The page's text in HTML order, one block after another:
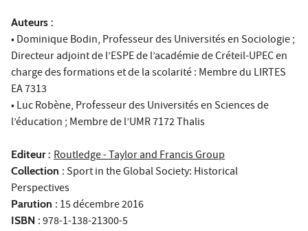
Auteurs :
•Dominique Bodin, Professeur des Universités en Sociologie ;
Directeur adjoint de l’ESPE de l’académie de Créteil-UPEC en
charge des formations et de la scolarité : Membre du LIRTES
EA 7313
• Luc Robène, Professeur des Universités en Sciences de
l’éducation ; Membre de l’UMR 7172 Thalis
Editeur : Routledge - Taylor and Francis Group
Collection : Sport in the Global Society: Historical
Perspectives
Parution : 15 décembre 2016
ISBN : 978-1-138-21300-5